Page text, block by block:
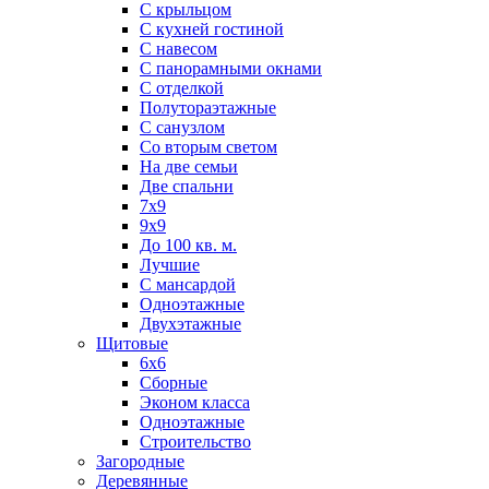
С крыльцом
С кухней гостиной
С навесом
С панорамными окнами
С отделкой
Полутораэтажные
С санузлом
Со вторым светом
На две семьи
Две спальни
7х9
9х9
До 100 кв. м.
Лучшие
С мансардой
Одноэтажные
Двухэтажные
Щитовые
6х6
Сборные
Эконом класса
Одноэтажные
Строительство
Загородные
Деревянные